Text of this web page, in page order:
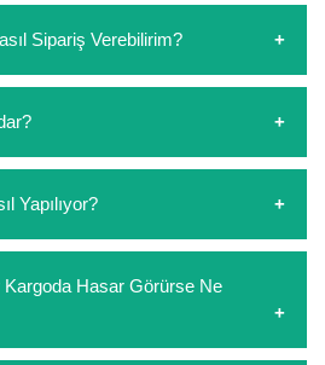
Sipariş Verebilirim?
bizi arayarak veya
bizlere isteklerinizi yazarak sipariş
sonra havale/eft veya sipariş
üzerindeki siparişlerinizde
1500 Lira altında kalan
sepetinize eklenecektir.
Yapılıyor?
Hasar Görürse Ne